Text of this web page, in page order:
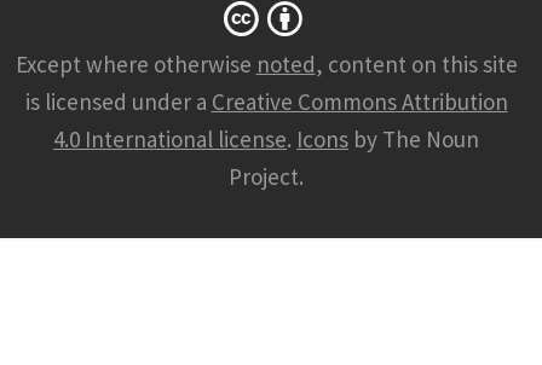
Except where otherwise noted, content on this site
is licensed under a Creative Commons Attribution
4.0 International license. Icons by The Noun
Project.